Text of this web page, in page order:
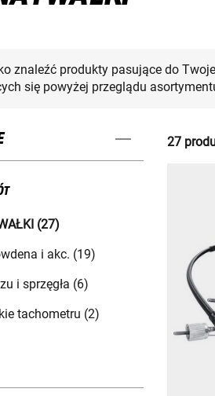
znaleźć produkty pasujące do
się powyżej przeglądu
(27)
i akc. (19)
i sprzęgła (6)
tachometru (2)
27